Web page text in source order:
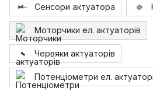
Сенсори актуатора
Моторчики ел. актуаторів
Червяки актуаторів
Потенціометри ел.